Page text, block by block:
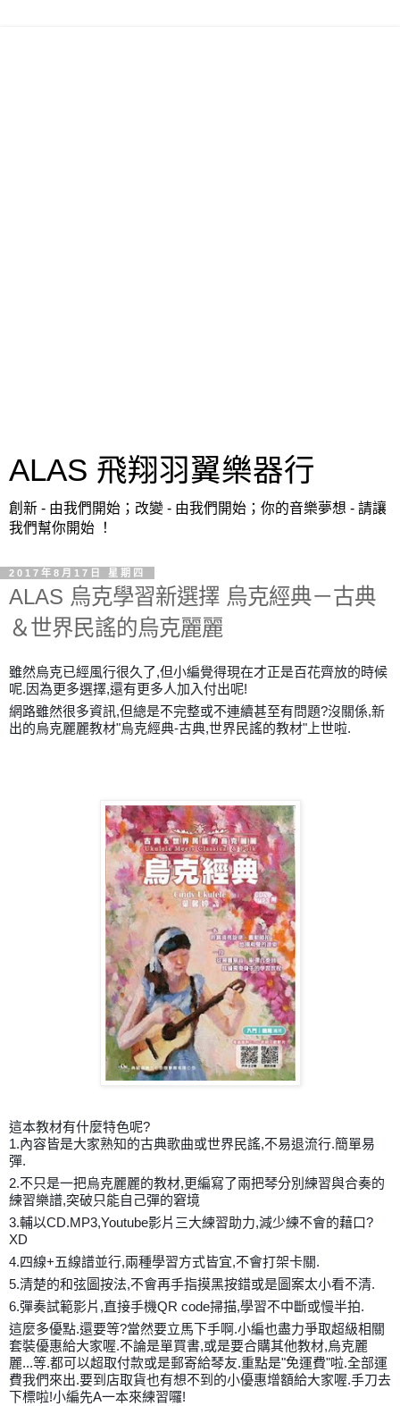
ALAS 飛翔羽翼樂器行
創新 - 由我們開始；改變 - 由我們開始；你的音樂夢想 - 請讓
我們幫你開始 ！
2017年8月17日 星期四
ALAS 烏克學習新選擇 烏克經典－古典
＆世界民謠的烏克麗麗
雖然烏克已經風行很久了,但小編覺得現在才正是百花齊放的時候
呢.因為更多選擇,還有更多人加入付出呢!
網路雖然很多資訊,但總是不完整或不連續甚至有問題?沒關係,新
出的烏克麗麗教材"烏克經典-古典,世界民謠的教材"上世啦.
這本教材有什麼特色呢?
1.內容皆是大家熟知的古典歌曲或世界民謠,不易退流行.簡單易
彈.
2.不只是一把烏克麗麗的教材,更編寫了兩把琴分別練習與合奏的
練習樂譜,突破只能自己彈的窘境
3.輔以CD.MP3,Youtube影片三大練習助力,減少練不會的藉口?
XD
4.四線+五線譜並行,兩種學習方式皆宜,不會打架卡關.
5.清楚的和弦圖按法,不會再手指摸黑按錯或是圖案太小看不清.
6.彈奏試範影片,直接手機QR code掃描,學習不中斷或慢半拍.
這麼多優點.還要等?當然要立馬下手啊.小編也盡力爭取超級相關
套裝優惠給大家喔.不論是單買書,或是要合購其他教材,烏克麗
麗...等.都可以超取付款或是郵寄給琴友.重點是"免運費"啦.全部運
費我們來出.要到店取貨也有想不到的小優惠增額給大家喔.手刀去
下標啦!小編先A一本來練習囉!